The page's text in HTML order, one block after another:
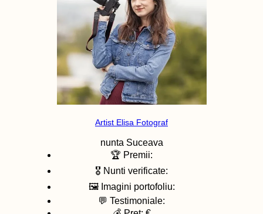
Artist Elisa Fotograf
nunta Suceava
🏆 Premii:
🎖️ Nunti verificate:
🖼️ Imagini portofoliu:
💬 Testimoniale: